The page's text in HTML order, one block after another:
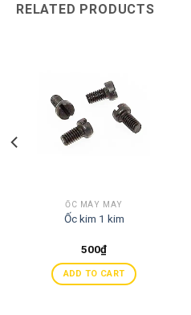
RELATED PRODUCTS
ỐC MÁY MAY
Ốc kim 1 kim
500₫
ADD TO CART